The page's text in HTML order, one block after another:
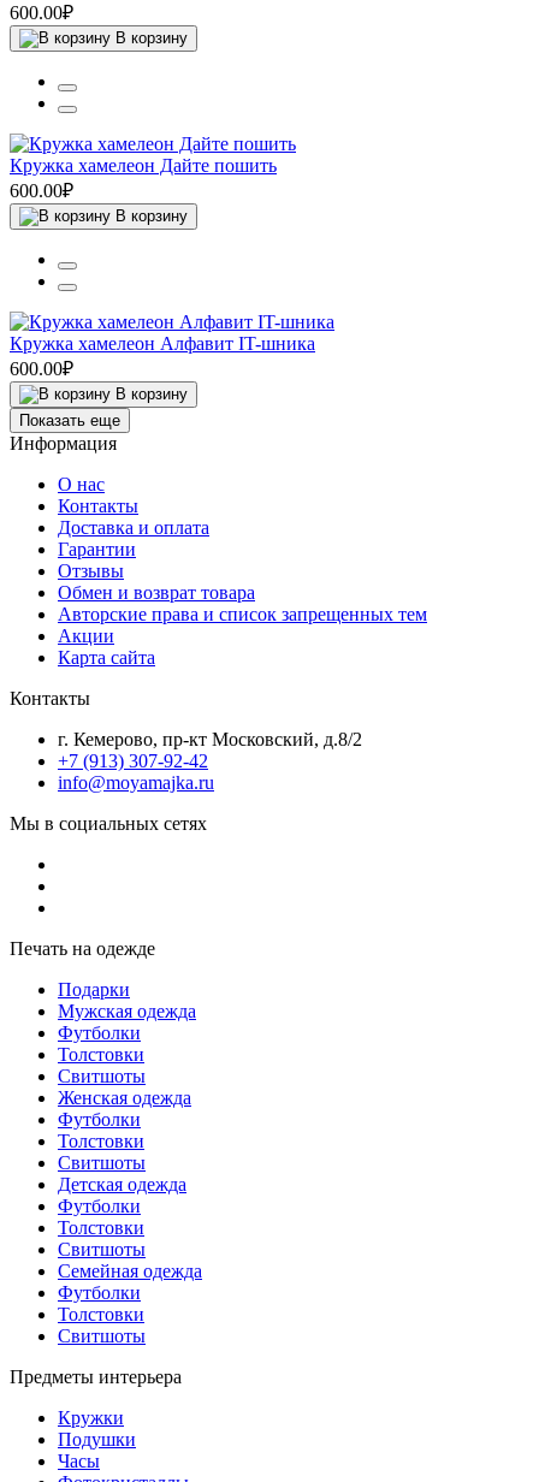
600.00₽
В корзину
Кружка хамелеон Дайте пошить
600.00₽
В корзину
Кружка хамелеон Алфавит IT-шника
600.00₽
В корзину
Показать еще
Информация
О нас
Контакты
Доставка и оплата
Гарантии
Отзывы
Обмен и возврат товара
Авторские права и список запрещенных тем
Акции
Карта сайта
Контакты
г. Кемерово, пр-кт Московский, д.8/2
+7 (913) 307-92-42
info@moyamajka.ru
Мы в социальных сетях
Печать на одежде
Подарки
Мужская одежда
Футболки
Толстовки
Свитшоты
Женская одежда
Футболки
Толстовки
Свитшоты
Детская одежда
Футболки
Толстовки
Свитшоты
Семейная одежда
Футболки
Толстовки
Свитшоты
Предметы интерьера
Кружки
Подушки
Часы